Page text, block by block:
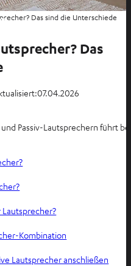
Das sind die Unterschiede
Das
07.04.2026
Passiv-Lautsprechern führt
Kombination
Lautsprecher anschließen